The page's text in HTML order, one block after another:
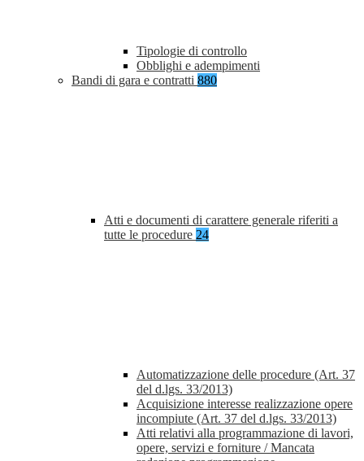
Tipologie di controllo
Obblighi e adempimenti
Bandi di gara e contratti 880
Atti e documenti di carattere generale riferiti a
tutte le procedure 24
Automatizzazione delle procedure (Art. 37
del d.lgs. 33/2013)
Acquisizione interesse realizzazione opere
incompiute (Art. 37 del d.lgs. 33/2013)
Atti relativi alla programmazione di lavori,
opere, servizi e forniture / Mancata